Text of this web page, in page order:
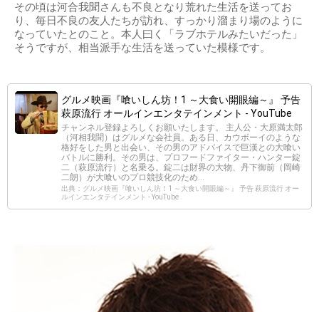
その頃は河合我聞さんも不良となり荒れた生活を送ってお
り、毎日不良の友人たちが訪れ、すっかり溜まり場のように
なっていたとのこと。本人曰く「ラブホテルみたいだった」
そうですが、相当派手な生活を送っていた模様です。
グルメ映画『喰いしん坊！1 ～大食い開眼編～』 予告
萩原流行 オールインエンタテインメント - YouTube
チャンネル登録よろしくお願いたします。 主人公・大原満太郎
（河相我聞）はグルメな会社員。ある日、カウボーイのような
格好をした男と出会い、その男のアドバイスで巨漢との大喰い
バトルに勝利。その男は、プロフードファイター・ハンター錠
二（萩原流行）と名乗る。錠二は財界の大物、丹下御前（岡崎
二朗）が大喰いのプロ競技化のため...
出典：グルメ映画『喰いしん坊！1 ～大食い開眼編～』 予告 萩原流行 オー
ルインエンタテインメント - YouTube